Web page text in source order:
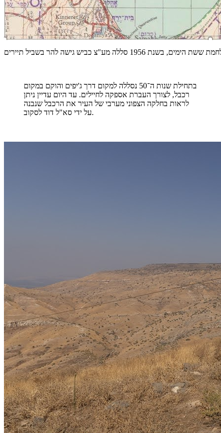
מע"צ כביש גישה להר בשביל תיירים
בתחילת שנות ה־50 נסללה למקום דרך ג'יפים והוקם במקום
רכבל, לצורך העברת אספקה לחיילים. עד היום עדיין ניתן
לראות בחלקה הצפוני מערבי של העיר את הרכבל שנבנה
על ידי סא"ל דוד לסקוב.